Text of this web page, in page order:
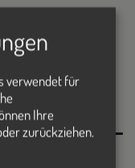
verwendet für
Ihre
zurückziehen.